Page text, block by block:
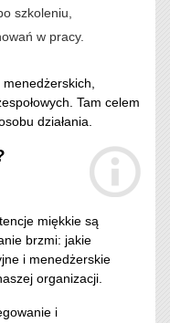
szkoleniu,
w pracy.
Tam celem
działania.
miękkie są
brzmi: jakie
i menedżerskie
organizacji.
i